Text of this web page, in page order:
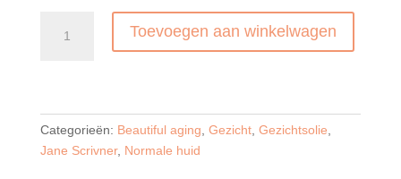
Toevoegen aan winkelwagen
Categorieën: Beautiful aging Gezicht, Gezichtsolie
Jane Scrivner, Normale huid